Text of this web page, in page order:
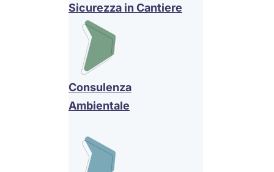
Sicurezza in Cantiere
Consulenza
Ambientale